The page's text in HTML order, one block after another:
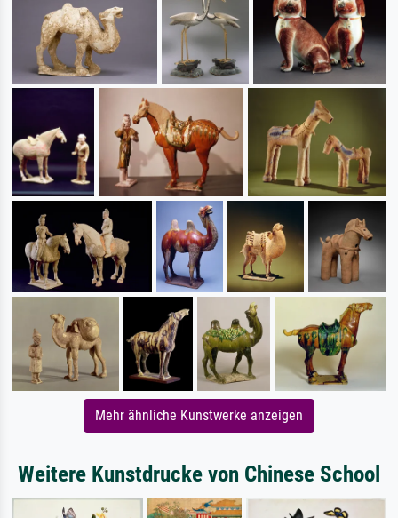
Mehr ähnliche Kunstwerke anzeigen
Weitere Kunstdrucke von Chinese School